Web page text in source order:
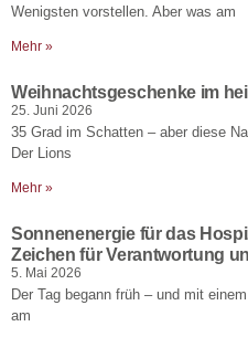
Wenigsten vorstellen. Aber was am
Mehr »
Weihnachtsgeschenke im
25. Juni 2026
35 Grad im Schatten – aber diese
Der Lions
Mehr »
Sonnenenergie für das
Zeichen für Verantwortung
5. Mai 2026
Der Tag begann früh – und mit
am